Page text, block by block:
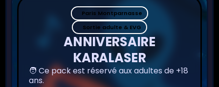
Paris Montparnasse
Sortie adulte & EVG
ANNIVERSAIRE
KARALASER
🧑 Ce pack est réservé aux adultes de +18
ans.